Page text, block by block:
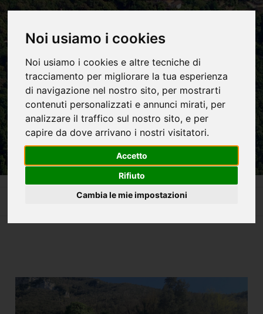
Noi usiamo i cookies
Noi usiamo i cookies e altre tecniche di
tracciamento per migliorare la tua esperienza
di navigazione nel nostro sito, per mostrarti
contenuti personalizzati e annunci mirati, per
analizzare il traffico sul nostro sito, e per
capire da dove arrivano i nostri visitatori.
Accetto
Rifiuto
Cambia le mie impostazioni
LASCIATI STUPIRE:
Il Mulino Cocchi
La Cascata delle Marmore e non solo